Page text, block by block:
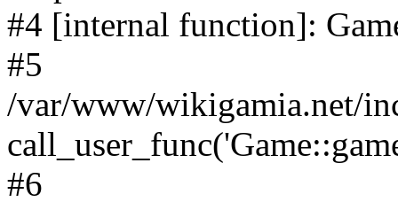
#4 [internal function]:
#5
/var/www/wikigamia.net/
#6